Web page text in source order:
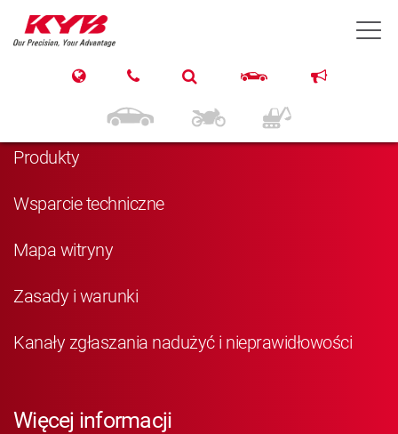
Nawigacja
Strona główna
Produkty
Wsparcie techniczne
Mapa witryny
Zasady i warunki
Kanały zgłaszania nadużyć i nieprawidłowości
Więcej informacji